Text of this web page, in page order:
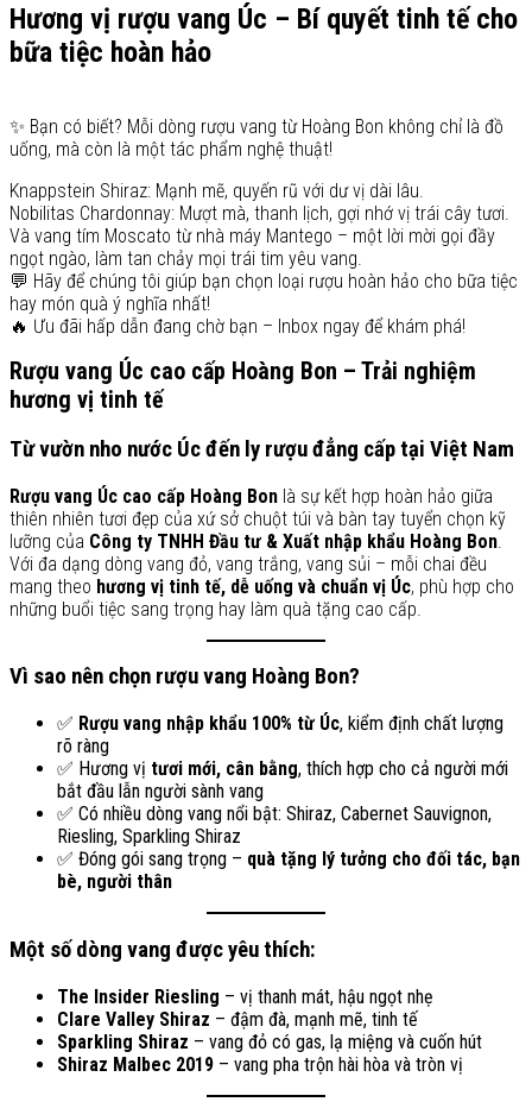
Hương vị rượu vang Úc – Bí quyết tinh tế cho
bữa tiệc hoàn hảo
✨ Bạn có biết? Mỗi dòng rượu vang từ Hoàng Bon không chỉ là đồ
uống, mà còn là một tác phẩm nghệ thuật!
Knappstein Shiraz: Mạnh mẽ, quyến rũ với dư vị dài lâu.
Nobilitas Chardonnay: Mượt mà, thanh lịch, gợi nhớ vị trái cây tươi.
Và vang tím Moscato từ nhà máy Mantego – một lời mời gọi đầy
ngọt ngào, làm tan chảy mọi trái tim yêu vang.
💬 Hãy để chúng tôi giúp bạn chọn loại rượu hoàn hảo cho bữa tiệc
hay món quà ý nghĩa nhất!
🔥 Ưu đãi hấp dẫn đang chờ bạn – Inbox ngay để khám phá!
Rượu vang Úc cao cấp Hoàng Bon – Trải nghiệm
hương vị tinh tế
Từ vườn nho nước Úc đến ly rượu đẳng cấp tại Việt Nam
Rượu vang Úc cao cấp Hoàng Bon là sự kết hợp hoàn hảo giữa
thiên nhiên tươi đẹp của xứ sở chuột túi và bàn tay tuyển chọn kỹ
lưỡng của Công ty TNHH Đầu tư & Xuất nhập khẩu Hoàng Bon
Với đa dạng dòng vang đỏ, vang trắng, vang sủi – mỗi chai đều
mang theo hương vị tinh tế, dễ uống và chuẩn vị Úc, phù hợp cho
những buổi tiệc sang trọng hay làm quà tặng cao cấp.
Vì sao nên chọn rượu vang Hoàng Bon?
✅ Rượu vang nhập khẩu 100% từ Úc, kiểm định chất lượng
rõ ràng
✅ Hương vị tươi mới, cân bằng, thích hợp cho cả người mới
bắt đầu lẫn người sành vang
✅ Có nhiều dòng vang nổi bật: Shiraz, Cabernet Sauvignon,
Riesling, Sparkling Shiraz
✅ Đóng gói sang trọng – quà tặng lý tưởng cho đối tác, bạn
bè, người thân
Một số dòng vang được yêu thích:
The Insider Riesling – vị thanh mát, hậu ngọt nhẹ
Clare Valley Shiraz – đậm đà, mạnh mẽ, tinh tế
Sparkling Shiraz – vang đỏ có gas, lạ miệng và cuốn hút
Shiraz Malbec 2019 – vang pha trộn hài hòa và tròn vị